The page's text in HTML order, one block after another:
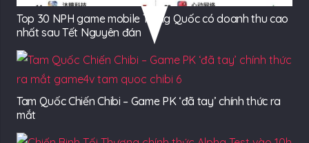
Top 30 NPH game mobile Trung Quốc có doanh thu cao
nhất sau Tết Nguyên đán
Tam Quốc Chiến Chibi – Game PK ‘đã tay’ chính thức ra
mắt